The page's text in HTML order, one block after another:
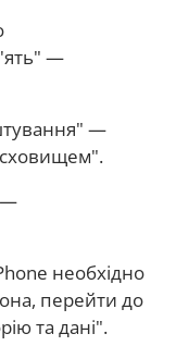
—
—
—
необхідно
перейти до
та дані".